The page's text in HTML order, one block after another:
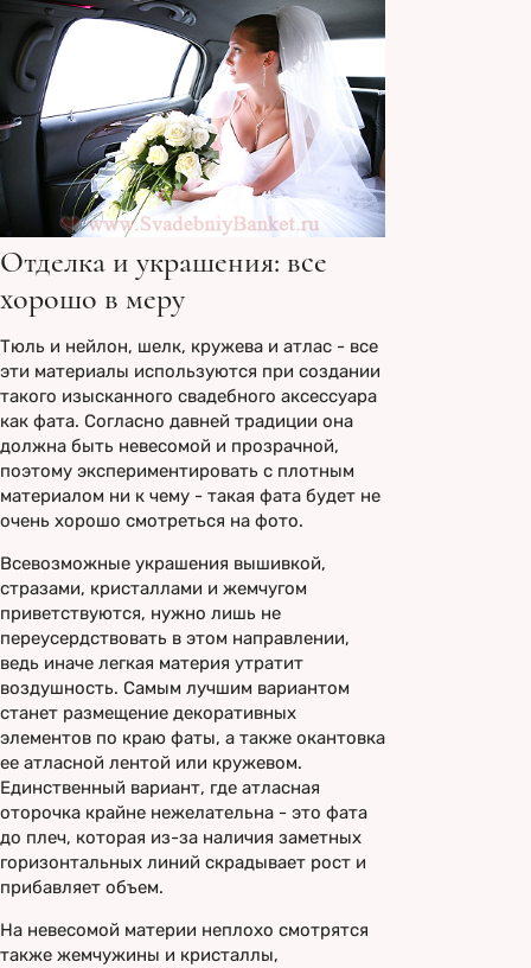
Отделка и украшения: все
хорошо в меру
Тюль и нейлон, шелк, кружева и атлас - все
эти материалы используются при создании
такого изысканного свадебного аксессуара
как фата. Согласно давней традиции она
должна быть невесомой и прозрачной,
поэтому экспериментировать с плотным
материалом ни к чему - такая фата будет не
очень хорошо смотреться на фото.
Всевозможные украшения вышивкой,
стразами, кристаллами и жемчугом
приветствуются, нужно лишь не
переусердствовать в этом направлении,
ведь иначе легкая материя утратит
воздушность. Самым лучшим вариантом
станет размещение декоративных
элементов по краю фаты, а также окантовка
ее атласной лентой или кружевом.
Единственный вариант, где атласная
оторочка крайне нежелательна - это фата
до плеч, которая из-за наличия заметных
горизонтальных линий скрадывает рост и
прибавляет объем.
На невесомой материи неплохо смотрятся
также жемчужины и кристаллы,